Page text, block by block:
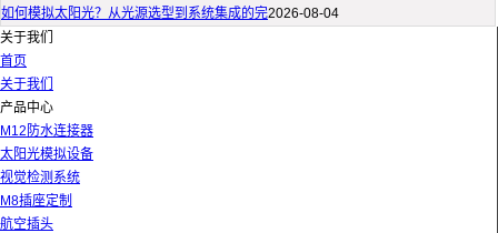
如何模拟太阳光？从光源选型到系统集成的完2026-08-04
关于我们
首页
关于我们
产品中心
M12防水连接器
太阳光模拟设备
视觉检测系统
M8插座定制
航空插头